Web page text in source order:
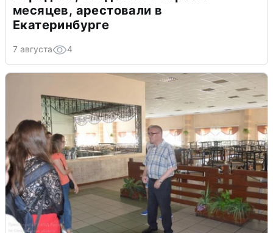
месяцев, арестовали в
Екатеринбурге
7 августа 4